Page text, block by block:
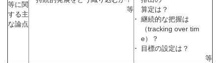
等に関
する主
な論点
等
算定は？
･ 継続的な把握は
（tracking over tim
e）？
･
目標の設定は？
等